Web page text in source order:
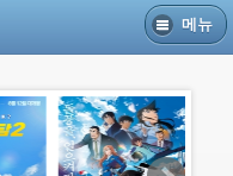
메뉴